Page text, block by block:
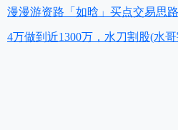
漫漫游资路「如晗」买点交易思
4万做到近1300万，水刀割股(水